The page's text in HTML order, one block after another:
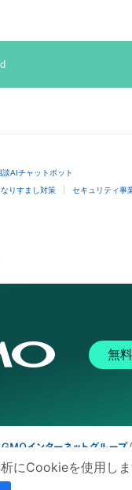
AIチャットボット
なりすまし対策 セキュリティ事
無
にCookieを使用しま